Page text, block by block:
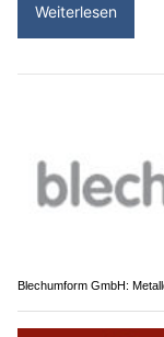
Weiterlesen
Blechumform GmbH: